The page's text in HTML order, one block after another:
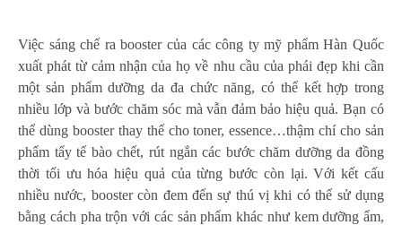
Việc sáng chế ra booster của các công ty mỹ phẩm Hàn Quốc
xuất phát từ cảm nhận của họ về nhu cầu của phái đẹp khi cần
một sản phẩm dưỡng da đa chức năng, có thể kết hợp trong
nhiều lớp và bước chăm sóc mà vẫn đảm bảo hiệu quả. Bạn có
thể dùng booster thay thế cho toner, essence…thậm chí cho sản
phẩm tẩy tế bào chết, rút ngắn các bước chăm dưỡng da đồng
thời tối ưu hóa hiệu quả của từng bước còn lại. Với kết cấu
nhiều nước, booster còn đem đến sự thú vị khi có thể sử dụng
bằng cách pha trộn với các sản phẩm khác như kem dưỡng ẩm,